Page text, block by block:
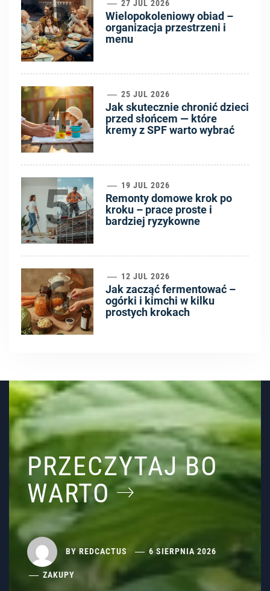
3 27 JUL 2026
Wielopokoleniowy obiad –
organizacja przestrzeni i
menu
4 25 JUL 2026
Jak skutecznie chronić dzieci
przed słońcem — które
kremy z SPF warto wybrać
5 19 JUL 2026
Remonty domowe krok po
kroku – prace proste i
bardziej ryzykowne
6 12 JUL 2026
Jak zacząć fermentować –
ogórki i kimchi w kilku
prostych krokach
PRZECZYTAJ BO
WARTO
BYREDCACTUS 6 SIERPNIA 2026
ZAKUPY